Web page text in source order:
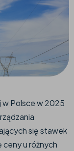
Polsce w 2025
się stawek
ceny u różnych